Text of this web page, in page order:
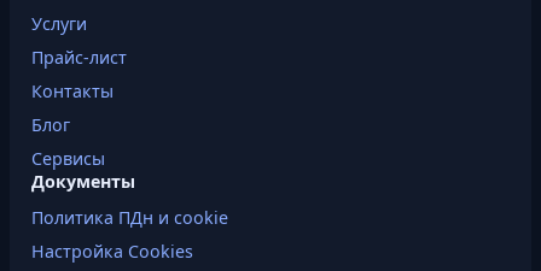
Услуги
Прайс-лист
Контакты
Блог
Сервисы
Документы
Политика ПДн и cookie
Настройка Cookies